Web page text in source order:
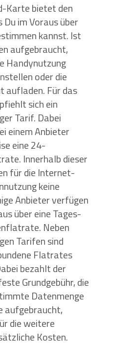
Karte bietet den
im Voraus über
kannst. Ist
aufgebraucht,
Handynutzung
oder die
aufladen. Für das
sich ein
Tarif. Dabei
einem Anbieter
eine 24-
Innerhalb dieser
für die Internet-
keine
Anbieter verfügen
über eine Tages-
Neben
Tarifen sind
Flatrates
bezahlt der
Grundgebühr, die
Datenmenge
aufgebraucht,
die weitere
Kosten.